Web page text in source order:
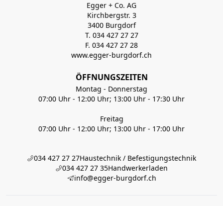
Egger + Co. AG
Kirchbergstr. 3
3400 Burgdorf
T. 034 427 27 27
F. 034 427 27 28
www.egger-burgdorf.ch
ÖFFNUNGSZEITEN
Montag - Donnerstag
07:00 Uhr - 12:00 Uhr; 13:00 Uhr - 17:30 Uhr
Freitag
07:00 Uhr - 12:00 Uhr; 13:00 Uhr - 17:00 Uhr
034 427 27 27Haustechnik / Befestigungstechnik
034 427 27 35Handwerkerladen
info@egger-burgdorf.ch